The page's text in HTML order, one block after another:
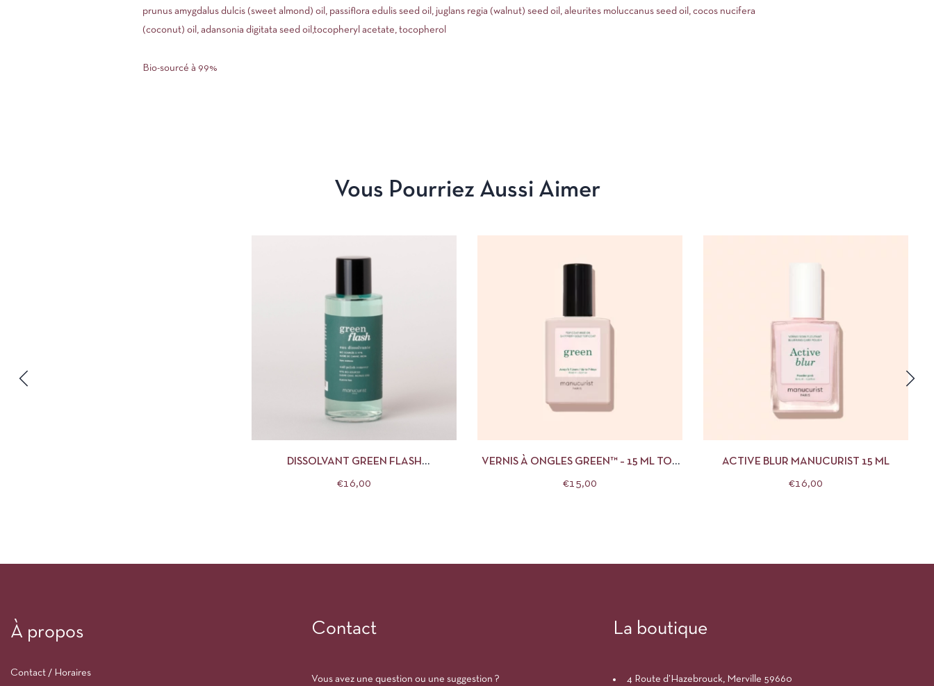
prunus amygdalus dulcis (sweet almond) oil, passiflora edulis seed oil, juglans regia (walnut) seed oil, aleurites moluccanus seed oil, cocos nucifera
(coconut) oil, adansonia digitata seed oil,tocopheryl acetate, tocopherol
Bio-sourcé à 99%
Vous Pourriez Aussi Aimer
DISSOLVANT GREEN FLASH
€16,00
VERNIS À ONGLES GREEN™ – 15 ML TOP
€15,00
ACTIVE BLUR MANUCURIST 15 ML
€16,00
À propos
Contact / Horaires
Contact
Vous avez une question ou une suggestion ?
La boutique
4 Route d’Hazebrouck, Merville 59660